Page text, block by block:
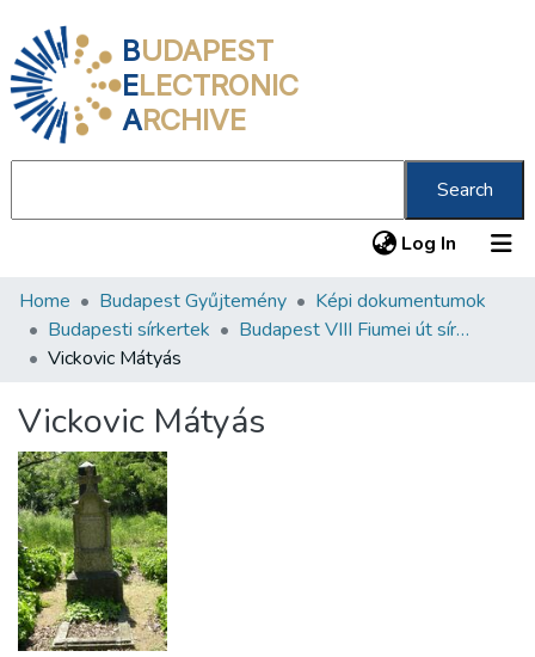
BUDAPEST
ELECTRONIC
ARCHIVE
Search
Log In (current)
Communities & Collections
All of DSpace
About us
Home Budapest Gyűjtemény
Képi dokumentumok
Budapesti sírkertek
Budapest VIII Fiumei út sírkert 2. rész
Vickovic Mátyás
Vickovic Mátyás